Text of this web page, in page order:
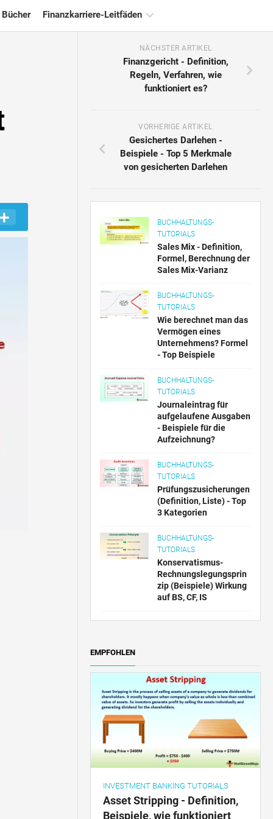
Bücher Finanzkarriere-Leitfäden
Finanzmodellierung
Risikomanagement-
NÄCHSTER ARTIKEL
Finanzgericht - Definition,
Regeln, Verfahren, wie
funktioniert es?
VORHERIGE ARTIKEL
Gesichertes Darlehen -
Beispiele - Top 5 Merkmale
von gesicherten Darlehen
BUCHHALTUNGS-
TUTORIALS
Sales Mix - Definition,
Formel, Berechnung der
Sales Mix-Varianz
BUCHHALTUNGS-
TUTORIALS
Wie berechnet man das
Vermögen eines
Unternehmens? Formel
- Top Beispiele
BUCHHALTUNGS-
TUTORIALS
Journaleintrag für
aufgelaufene Ausgaben
- Beispiele für die
Aufzeichnung?
BUCHHALTUNGS-
TUTORIALS
Prüfungszusicherungen
(Definition, Liste) - Top
3 Kategorien
BUCHHALTUNGS-
TUTORIALS
Konservatismus-
Rechnungslegungsprin
zip (Beispiele) Wirkung
auf BS, CF, IS
EMPFOHLEN
INVESTMENT BANKING TUTORIALS
Asset Stripping - Definition,
Beispiele, wie funktioniert